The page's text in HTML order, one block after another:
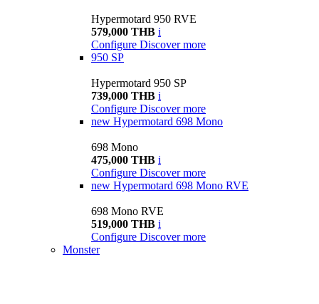
Hypermotard 950 RVE
579,000 THB i
Configure Discover more
950 SP
Hypermotard 950 SP
739,000 THB i
Configure Discover more
new Hypermotard 698 Mono
698 Mono
475,000 THB i
Configure Discover more
new Hypermotard 698 Mono RVE
698 Mono RVE
519,000 THB i
Configure Discover more
Monster